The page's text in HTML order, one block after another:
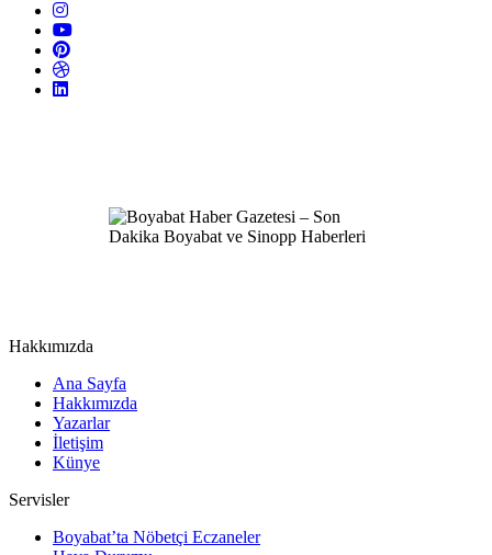
Hakkımızda
Ana Sayfa
Hakkımızda
Yazarlar
İletişim
Künye
Servisler
Boyabat’ta Nöbetçi Eczaneler